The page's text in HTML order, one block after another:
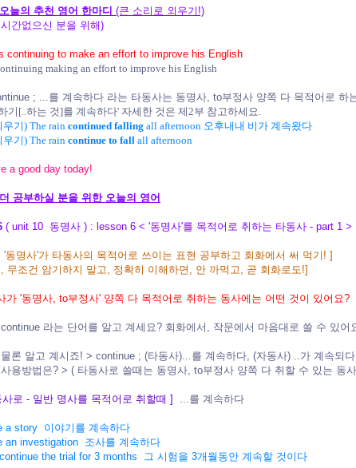
늘의 추천 영어 한마디 (큰 소리로 외우기!)
간없으신 분을 위해)
continuing to make an effort to improve his English
making an effort to improve his English
; ...를 계속하다 라는 타동사는 동명사, to부정사 양쪽 다 목적어로 하
기[..하는 것]를 계속하다' 자세한 것은 제2부 참고하세요.
기) The raincontinued falling all afternoon 오후내내 비가 계속왔다
기) The raincontinue to fall all afternoon
a good day today!
공부하실 분을 위한 오늘의 영어
( unit 10 동명사 ) : lesson 6 < '동명사'를 목적어로 취하는 타동사 - part 1 >
'동명사'가 타동사의 목적어로 쓰이는 표현 공부하고 회화에서 써 먹기! ]
무조건 암기하지 말고, 정확히 이해하면, 안 까먹고, 곧 회화로도!]
가 '동명사, to부정사' 양쪽 다 목적어로 취하는 동사에는 어떤 것이 있어요?
라는 단어를 알고 계세요? 회화에서, 작문에서 마음대로 쓸 수 있어
론 알고 계시죠! > continue ; (타동사)...를 계속하다, (자동사) ..가 계속되다
용방법은? > ( 타동사로 쓸때는 동명사, to부정사 양쪽 다 취할 수 있는 동
사로 - 일반 명사를 목적어로 취할때 ] ...를 계속하다
a story 이야기를 계속하다
an investigation 조사를 계속하다
the trial for 3 months 그 시험을 3개월동안 계속할 것이다